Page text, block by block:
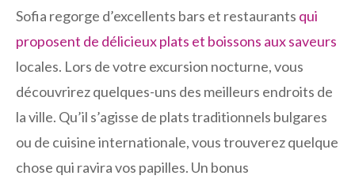
Sofia regorge d’excellents bars et restaurants qui
proposent de délicieux plats et boissons aux saveurs
locales. Lors de votre excursion nocturne, vous
découvrirez quelques-uns des meilleurs endroits de
la ville. Qu’il s’agisse de plats traditionnels bulgares
ou de cuisine internationale, vous trouverez quelque
chose qui ravira vos papilles. Un bonus